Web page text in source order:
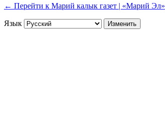
← Перейти к Марий калык газет | «Марий Эл»
Язык